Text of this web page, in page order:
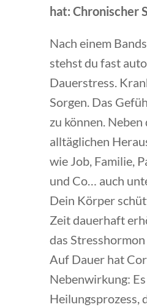
hat: Chronischer
Nach einem
stehst du fast
Dauerstress.
Sorgen. Das
zu können.
alltäglichen
wie Job, Familie,
und Co… auch
Dein Körper
Zeit dauerhaft
das
Auf Dauer hat
Nebenwirkung:
Heilungsprozess,